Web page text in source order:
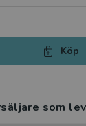
Köp
som